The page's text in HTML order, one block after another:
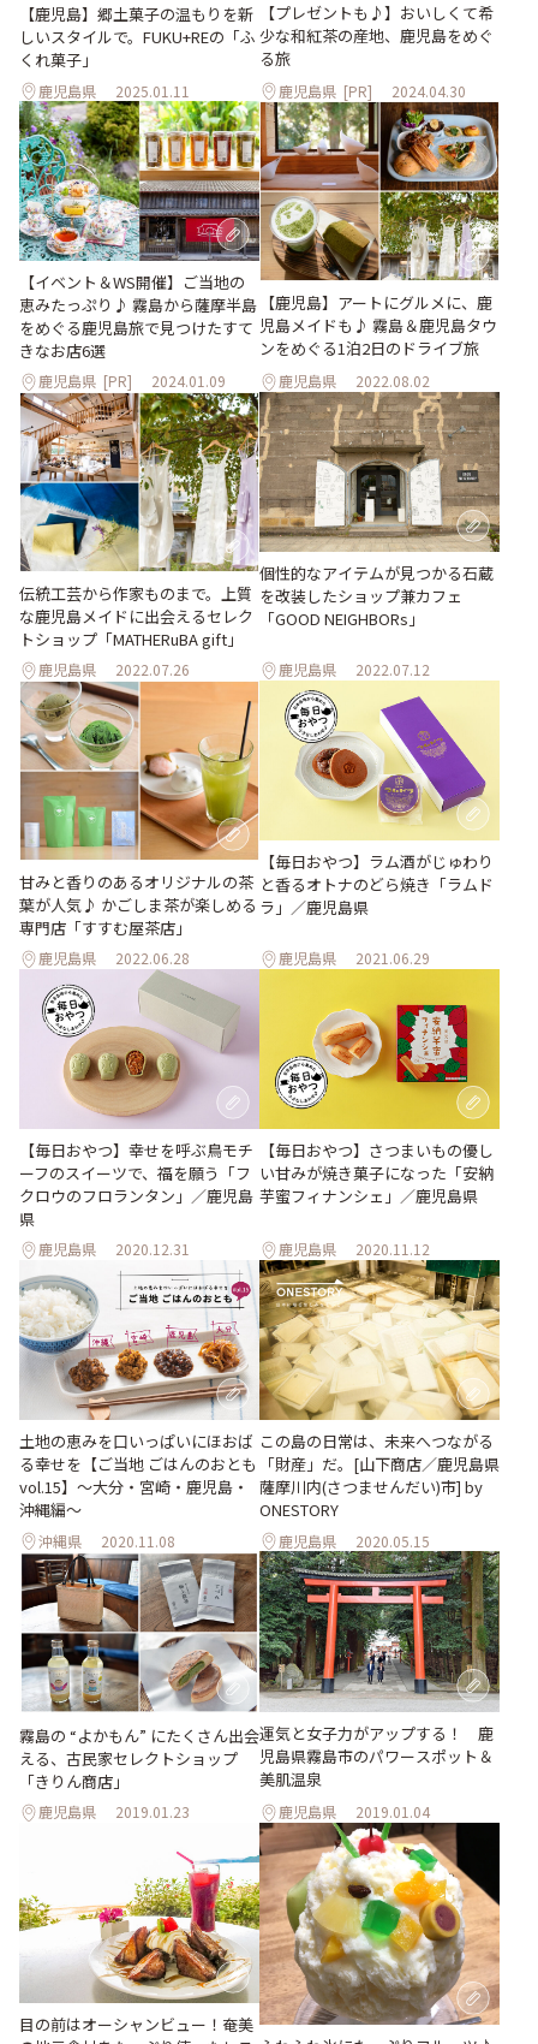
【鹿児島】郷土菓子の温もりを新
しいスタイルで。FUKU+REの「ふ
くれ菓子」
鹿児島県 2025.01.11
【プレゼントも♪】おいしくて希
少な和紅茶の産地、鹿児島をめぐ
る旅
鹿児島県 [PR] 2024.04.30
【イベント＆WS開催】ご当地の
恵みたっぷり♪ 霧島から薩摩半島
をめぐる鹿児島旅で見つけたすて
きなお店6選
鹿児島県 [PR] 2024.01.09
【鹿児島】アートにグルメに、鹿
児島メイドも♪ 霧島＆鹿児島タウ
ンをめぐる1泊2日のドライブ旅
鹿児島県 2022.08.02
伝統工芸から作家ものまで。上質
な鹿児島メイドに出会えるセレク
トショップ「MATHERuBA gift」
鹿児島県 2022.07.26
個性的なアイテムが見つかる石蔵
を改装したショップ兼カフェ
「GOOD NEIGHBORs」
鹿児島県 2022.07.12
甘みと香りのあるオリジナルの茶
葉が人気♪ かごしま茶が楽しめる
専門店「すすむ屋茶店」
鹿児島県 2022.06.28
【毎日おやつ】ラム酒がじゅわり
と香るオトナのどら焼き「ラムド
ラ」／鹿児島県
鹿児島県 2021.06.29
【毎日おやつ】幸せを呼ぶ鳥モチ
ーフのスイーツで、福を願う「フ
クロウのフロランタン」／鹿児島
県
鹿児島県 2020.12.31
【毎日おやつ】さつまいもの優し
い甘みが焼き菓子になった「安納
芋蜜フィナンシェ」／鹿児島県
鹿児島県 2020.11.12
土地の恵みを口いっぱいにほおば
る幸せを【ご当地 ごはんのおとも
vol.15】〜大分・宮崎・鹿児島・
沖縄編〜
沖縄県 2020.11.08
この島の日常は、未来へつながる
「財産」だ。[山下商店／鹿児島県
薩摩川内(さつませんだい)市] by
ONESTORY
鹿児島県 2020.05.15
霧島の “よかもん” にたくさん出会
える、古民家セレクトショップ
「きりん商店」
鹿児島県 2019.01.23
運気と女子力がアップする！ 鹿
児島県霧島市のパワースポット＆
美肌温泉
鹿児島県 2019.01.04
目の前はオーシャンビュー！奄美